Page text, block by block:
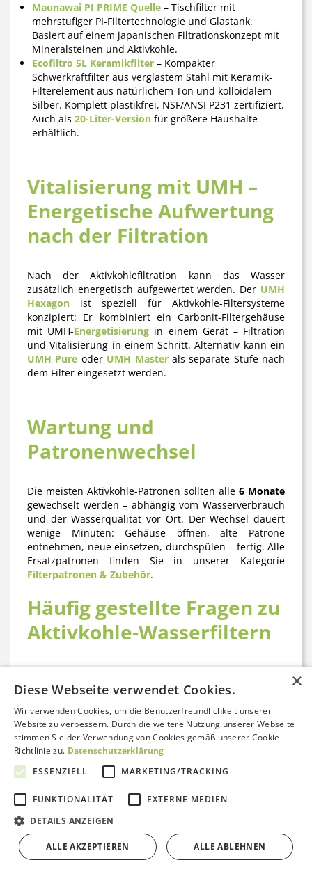
Maunawai PI PRIME Quelle – Tischfilter mit
mehrstufiger PI-Filtertechnologie und Glastank.
Basiert auf einem japanischen Filtrationskonzept mit
Mineralsteinen und Aktivkohle.
Ecofiltro 5L Keramikfilter – Kompakter
Schwerkraftfilter aus verglastem Stahl mit Keramik-
Filterelement aus natürlichem Ton und kolloidalem
Silber. Komplett plastikfrei, NSF/ANSI P231 zertifiziert.
Auch als20-Liter-Version für größere Haushalte
erhältlich.
Vitalisierung mit UMH –
Energetische Aufwertung
nach der Filtration
Nach der Aktivkohlefiltration kann das Wasser
zusätzlich energetisch aufgewertet werden. Der UMH
Hexagon ist speziell für Aktivkohle-Filtersysteme
konzipiert: Er kombiniert ein Carbonit-Filtergehäuse
mit UMH-Energetisierung in einem Gerät – Filtration
und Vitalisierung in einem Schritt. Alternativ kann ein
UMH Pure oder UMH Masterals separate Stufe nach
dem Filter eingesetzt werden.
Wartung und
Patronenwechsel
Die meisten Aktivkohle-Patronen sollten alle 6 Monate
gewechselt werden – abhängig vom Wasserverbrauch
und der Wasserqualität vor Ort. Der Wechsel dauert
wenige Minuten: Gehäuse öffnen, alte Patrone
entnehmen, neue einsetzen, durchspülen – fertig. Alle
Ersatzpatronen finden Sie in unserer Kategorie
Filterpatronen & Zubehör.
Häufig gestellte Fragen zu
Aktivkohle-Wasserfiltern
dem Wasser?
Aktivkohlefilter entfernen zuverlässig Chlor, Pestizide,
Medikamentenrückstände, Mikroplastik, organische
Schadstoffe und Geruchsstoffe aus dem
Leitungswasser. Mit Spezialpatronen wie der IFP KDF-
55 können zusätzlich Schwermetalle reduziert werden,
Mineralien wie Calcium und Magnesium bleiben im
Was ist der Unterschied zwischen NFP- und
GFP-Patronen?
Bewertungen von Trustami anzeigen
×
Diese Webseite verwendet Cookies.
Wir verwenden Cookies, um die Benutzerfreundlichkeit unserer
Website zu verbessern. Durch die weitere Nutzung unserer Webseite
stimmen Sie der Verwendung von Cookies gemäß unserer Cookie-
Richtlinie zu. Datenschutzerklärung
ESSENZIELL
MARKETING/TRACKING
FUNKTIONALITÄT
EXTERNE MEDIEN
DETAILS ANZEIGEN
ALLE AKZEPTIEREN ALLE ABLEHNEN